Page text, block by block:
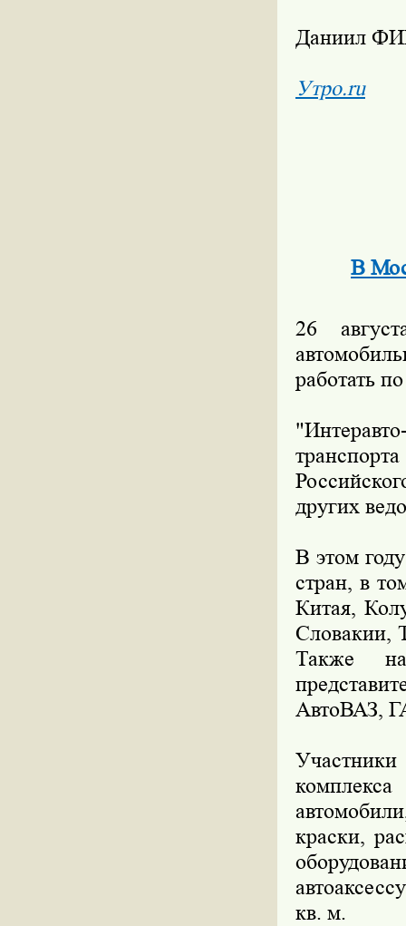
Даниил
Утро.ru
В
26
работать
других
В этом
стран, в
Китая,
Словакии,
Также
АвтоВАЗ,
краски,
кв. м.